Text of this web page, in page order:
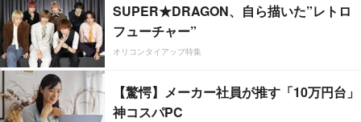
SUPER★DRAGON、自ら描いた”レトロ
フューチャー”
オリコンタイアップ特集
【驚愕】メーカー社員が推す「10万円台」
神コスパPC